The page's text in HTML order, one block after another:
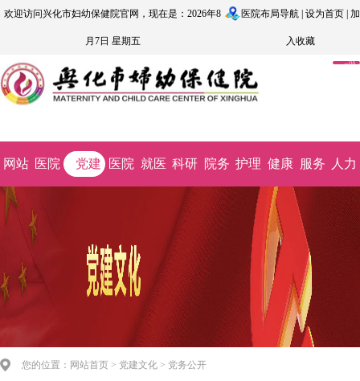
欢迎访问兴化市妇幼保健院官网，现在是：2026年8
月7日 星期五
医院布局导航| 设为首页| 加
入收藏
OA
系
网站
首页
医院
概况
党建
文化
医院
动态
就医
指南
科研
教学
院务
公开
护理
园地
健康
科普
服务
监督
人力
资源
您的位置：网站首页 > 党建文化 > 党务公开